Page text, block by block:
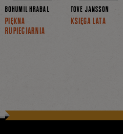
BOHUMIL HRABAL
PIĘKNA
RUPIECIARNIA
TOVE JANSSON
KSIĘGA LATA